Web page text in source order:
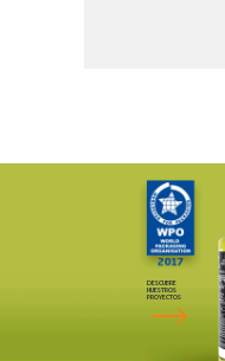
DESCUBRE
NUESTROS
PROYECTOS